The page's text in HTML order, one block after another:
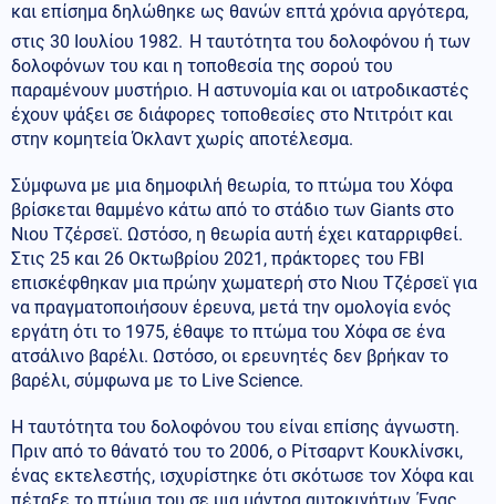
και επίσημα δηλώθηκε ως θανών επτά χρόνια αργότερα,
στις 30 Ιουλίου 1982. Η ταυτότητα του δολοφόνου ή των
δολοφόνων του και η τοποθεσία της σορού του
παραμένουν μυστήριο. Η αστυνομία και οι ιατροδικαστές
έχουν ψάξει σε διάφορες τοποθεσίες στο Ντιτρόιτ και
στην κομητεία Όκλαντ χωρίς αποτέλεσμα.
Σύμφωνα με μια δημοφιλή θεωρία, το πτώμα του Χόφα
βρίσκεται θαμμένο κάτω από το στάδιο των Giants στο
Νιου Τζέρσεϊ. Ωστόσο, η θεωρία αυτή έχει καταρριφθεί.
Στις 25 και 26 Οκτωβρίου 2021, πράκτορες του FBI
επισκέφθηκαν μια πρώην χωματερή στο Νιου Τζέρσεϊ για
να πραγματοποιήσουν έρευνα, μετά την ομολογία ενός
εργάτη ότι το 1975, έθαψε το πτώμα του Χόφα σε ένα
ατσάλινο βαρέλι. Ωστόσο, οι ερευνητές δεν βρήκαν το
βαρέλι, σύμφωνα με το Live Science.
Η ταυτότητα του δολοφόνου του είναι επίσης άγνωστη.
Πριν από το θάνατό του το 2006, ο Ρίτσαρντ Κουκλίνσκι,
ένας εκτελεστής, ισχυρίστηκε ότι σκότωσε τον Χόφα και